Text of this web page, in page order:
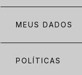
MEUS DADOS
POLÍTICAS